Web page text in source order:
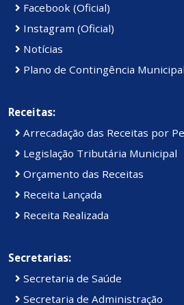
Facebook (Oficial)
Instagram (Oficial)
Notícias
Plano de Contingência Municipal
Receitas:
Arrecadação das Receitas por
Legislação Tributária Municipal
Orçamento das Receitas
Receita Lançada
Receita Realizada
Secretarias:
Secretaria de Saúde
Secretaria de Administração